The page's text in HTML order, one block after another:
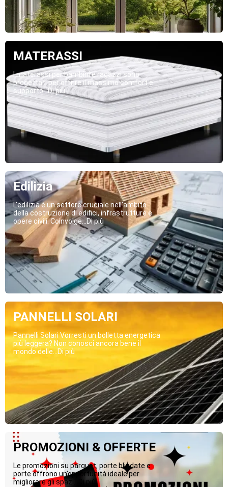
MATERASSI
I materassi per bambini e ragazzi sono
progettati per offrire il massimo comfort e
supporto...Di più
Edilizia
L'edilizia è un settore cruciale nell'ambito
della costruzione di edifici, infrastrutture e
opere civili. Coinvolge...Di più
PANNELLI SOLARI
Pannelli Solari Vorresti un bolletta energetica
più leggera? Non conosci ancora bene il
mondo delle...Di più
PROMOZIONI & OFFERTE
Le promozioni su parquet, porte blindate e
porte offrono un’opportunità ideale per
migliorare gli spazi...Di più